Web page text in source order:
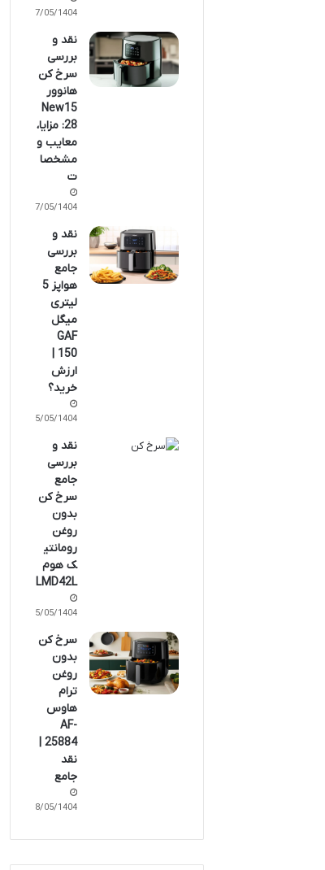
27/05/1404
نقد و
بررسی
سرخ کن
هانوور
New15
28: مزایا،
معایب و
مشخصا
ت
27/05/1404
نقد و
بررسی
جامع
هواپز 5
لیتری
میگل
GAF
150 |
ارزش
خرید؟
25/05/1404
نقد و
بررسی
جامع
سرخ کن
بدون
روغن
رومانتی
ک هوم
LMD42L
25/05/1404
سرخ کن
بدون
روغن
ترام
هاوس
AF-
25884 |
نقد
جامع
18/05/1404